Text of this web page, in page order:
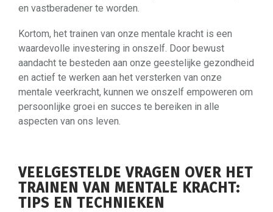
en vastberadener te worden.
Kortom, het trainen van onze mentale kracht is een
waardevolle investering in onszelf. Door bewust
aandacht te besteden aan onze geestelijke gezondheid
en actief te werken aan het versterken van onze
mentale veerkracht, kunnen we onszelf empoweren om
persoonlijke groei en succes te bereiken in alle
aspecten van ons leven.
VEELGESTELDE VRAGEN OVER HET
TRAINEN VAN MENTALE KRACHT:
TIPS EN TECHNIEKEN